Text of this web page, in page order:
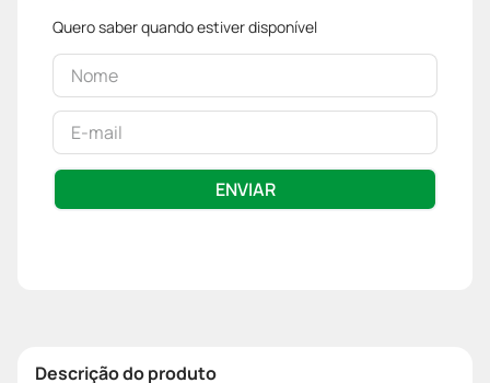
Quero saber quando estiver disponível
ENVIAR
Descrição do produto